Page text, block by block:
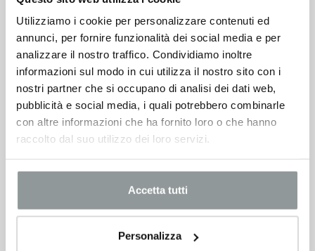
Utilizziamo i cookie per personalizzare contenuti ed
annunci, per fornire funzionalità dei social media e per
analizzare il nostro traffico. Condividiamo inoltre
informazioni sul modo in cui utilizza il nostro sito con i
nostri partner che si occupano di analisi dei dati web,
pubblicità e social media, i quali potrebbero combinarle
con altre informazioni che ha fornito loro o che hanno
raccolto dal suo utilizzo dei loro servizi.
Accetta tutti
Personalizza